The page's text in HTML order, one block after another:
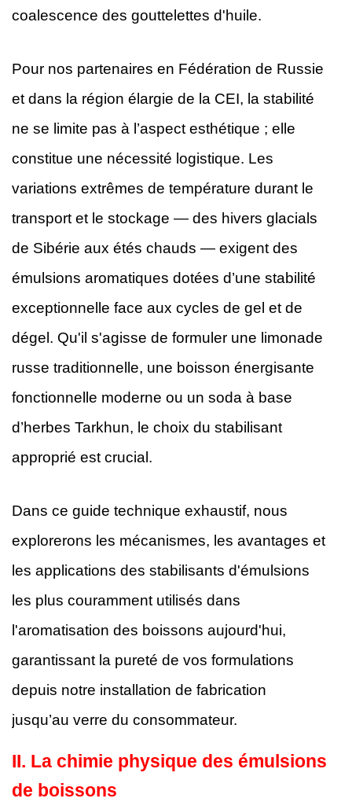
coalescence des gouttelettes d'huile.
Pour nos partenaires en Fédération de Russie
et dans la région élargie de la CEI, la stabilité
ne se limite pas à l’aspect esthétique ; elle
constitue une nécessité logistique. Les
variations extrêmes de température durant le
transport et le stockage — des hivers glacials
de Sibérie aux étés chauds — exigent des
émulsions aromatiques dotées d’une stabilité
exceptionnelle face aux cycles de gel et de
dégel. Qu'il s'agisse de formuler une limonade
russe traditionnelle, une boisson énergisante
fonctionnelle moderne ou un soda à base
d’herbes Tarkhun, le choix du stabilisant
approprié est crucial.
Dans ce guide technique exhaustif, nous
explorerons les mécanismes, les avantages et
les applications des stabilisants d'émulsions
les plus couramment utilisés dans
l'aromatisation des boissons aujourd'hui,
garantissant la pureté de vos formulations
depuis notre installation de fabrication
jusqu’au verre du consommateur.
II. La chimie physique des émulsions
de boissons